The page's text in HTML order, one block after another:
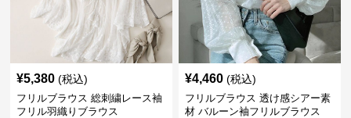
¥5,380 (税込)
フリルブラウス 総刺繍レース袖
フリル羽織りブラウス
¥4,460 (税込)
フリルブラウス 透け感シアー素
材 バルーン袖フリルブラウス